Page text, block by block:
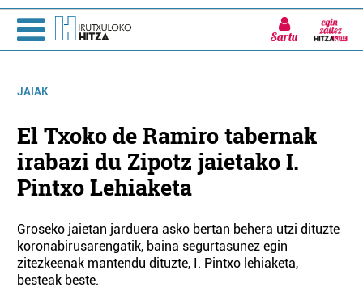
Sartu
JAIAK
El Txoko de Ramiro tabernak
irabazi du Zipotz jaietako I.
Pintxo Lehiaketa
Groseko jaietan jarduera asko bertan behera utzi dituzte
koronabirusarengatik, baina segurtasunez egin
zitezkeenak mantendu dituzte, I. Pintxo lehiaketa,
besteak beste.